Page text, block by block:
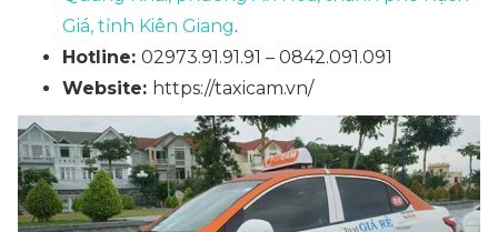
Giá, tỉnh Kiên Giang.
Hotline: 02973.91.91.91 – 0842.091.091
Website: https://taxicam.vn/